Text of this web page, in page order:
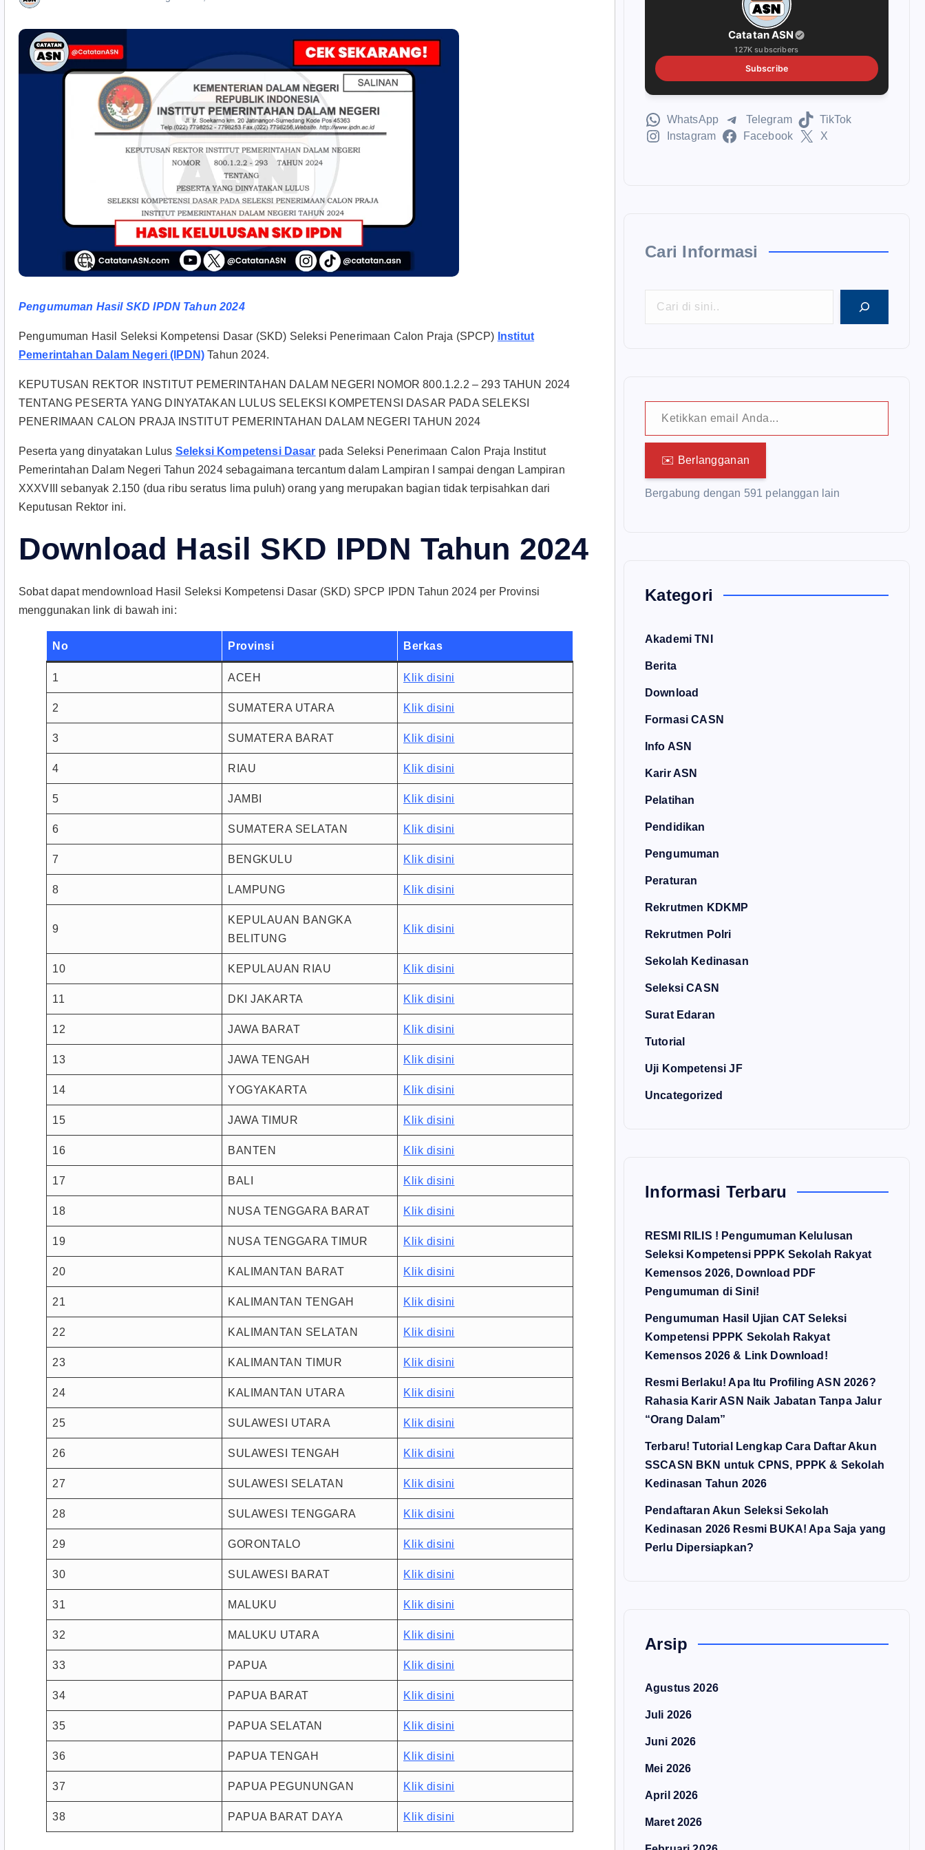
Pengumuman Hasil SKD IPDN Tahun 2024
Pengumuman Hasil Seleksi Kompetensi Dasar (SKD) Seleksi Penerimaan Calon Praja (SPCP) Institut
Pemerintahan Dalam Negeri (IPDN) Tahun 2024.
KEPUTUSAN REKTOR INSTITUT PEMERINTAHAN DALAM NEGERI NOMOR 800.1.2.2 – 293 TAHUN 2024
TENTANG PESERTA YANG DINYATAKAN LULUS SELEKSI KOMPETENSI DASAR PADA SELEKSI
PENERIMAAN CALON PRAJA INSTITUT PEMERINTAHAN DALAM NEGERI TAHUN 2024
Peserta yang dinyatakan Lulus Seleksi Kompetensi Dasar pada Seleksi Penerimaan Calon Praja lnstitut
Pemerintahan Dalam Negeri Tahun 2024 sebagaimana tercantum dalam Lampiran I sampai dengan Lampiran
XXXVIII sebanyak 2.150 (dua ribu seratus lima puluh) orang yang merupakan bagian tidak terpisahkan dari
Keputusan Rektor ini.
Download Hasil SKD IPDN Tahun 2024
Sobat dapat mendownload Hasil Seleksi Kompetensi Dasar (SKD) SPCP IPDN Tahun 2024 per Provinsi
menggunakan link di bawah ini:
No Provinsi Berkas
1 ACEH Klik disini
2 SUMATERA UTARA Klik disini
3 SUMATERA BARAT Klik disini
4 RIAU Klik disini
5 JAMBI Klik disini
6 SUMATERA SELATAN Klik disini
7 BENGKULU Klik disini
8 LAMPUNG Klik disini
9
KEPULAUAN BANGKA
BELITUNG
Klik disini
10 KEPULAUAN RIAU Klik disini
11 DKI JAKARTA Klik disini
12 JAWA BARAT Klik disini
13 JAWA TENGAH Klik disini
14 YOGYAKARTA Klik disini
15 JAWA TIMUR Klik disini
16 BANTEN Klik disini
17 BALI Klik disini
18 NUSA TENGGARA BARAT Klik disini
19 NUSA TENGGARA TIMUR Klik disini
20 KALIMANTAN BARAT Klik disini
21 KALIMANTAN TENGAH Klik disini
22 KALIMANTAN SELATAN Klik disini
23 KALIMANTAN TIMUR Klik disini
24 KALIMANTAN UTARA Klik disini
25 SULAWESI UTARA Klik disini
26 SULAWESI TENGAH Klik disini
27 SULAWESI SELATAN Klik disini
28 SULAWESI TENGGARA Klik disini
29 GORONTALO Klik disini
30 SULAWESI BARAT Klik disini
31 MALUKU Klik disini
32 MALUKU UTARA Klik disini
33 PAPUA Klik disini
34 PAPUA BARAT Klik disini
35 PAPUA SELATAN Klik disini
36 PAPUA TENGAH Klik disini
37 PAPUA PEGUNUNGAN Klik disini
38 PAPUA BARAT DAYA Klik disini
Catatan ASN
127K subscribers
Subscribe
WhatsApp Telegram
TikTok
Instagram
Facebook X
Cari Informasi
Ketikkan email Anda...
✉️ Berlangganan
Bergabung dengan 591 pelanggan lain
Kategori
Akademi TNI
Berita
Download
Formasi CASN
Info ASN
Karir ASN
Pelatihan
Pendidikan
Pengumuman
Peraturan
Rekrutmen KDKMP
Rekrutmen Polri
Sekolah Kedinasan
Seleksi CASN
Surat Edaran
Tutorial
Uji Kompetensi JF
Uncategorized
Informasi Terbaru
RESMI RILIS ! Pengumuman Kelulusan
Seleksi Kompetensi PPPK Sekolah Rakyat
Kemensos 2026, Download PDF
Pengumuman di Sini!
Pengumuman Hasil Ujian CAT Seleksi
Kompetensi PPPK Sekolah Rakyat
Kemensos 2026 & Link Download!
Resmi Berlaku! Apa Itu Profiling ASN 2026?
Rahasia Karir ASN Naik Jabatan Tanpa Jalur
“Orang Dalam”
Terbaru! Tutorial Lengkap Cara Daftar Akun
SSCASN BKN untuk CPNS, PPPK & Sekolah
Kedinasan Tahun 2026
Pendaftaran Akun Seleksi Sekolah
Kedinasan 2026 Resmi BUKA! Apa Saja yang
Perlu Dipersiapkan?
Arsip
Agustus 2026
Juli 2026
Juni 2026
Mei 2026
April 2026
Maret 2026